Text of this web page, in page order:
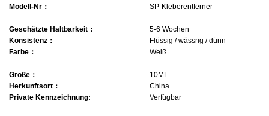
Modell-Nr ： SP-Kleberentferner
Geschätzte Haltbarkeit ：
5-6 Wochen
Konsistenz ：
Flüssig / wässrig / dünn
Farbe ： Weiß
Größe ：
10ML
Herkunftsort ：
China
Private Kennzeichnung: Verfügbar